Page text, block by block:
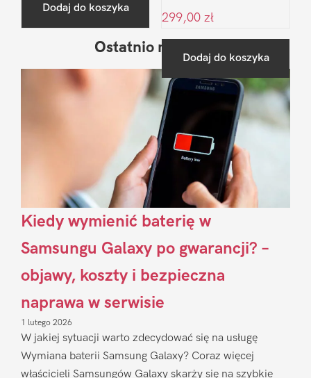
Dodaj do koszyka
299,00 zł
Dodaj do koszyka
Sidebar
Ostatnio na blogu
Kiedy wymienić baterię w
Samsungu Galaxy po gwarancji? –
objawy, koszty i bezpieczna
naprawa w serwisie
1 lutego 2026
W jakiej sytuacji warto zdecydować się na usługę
Wymiana baterii Samsung Galaxy? Coraz więcej
właścicieli Samsungów Galaxy skarży się na szybkie